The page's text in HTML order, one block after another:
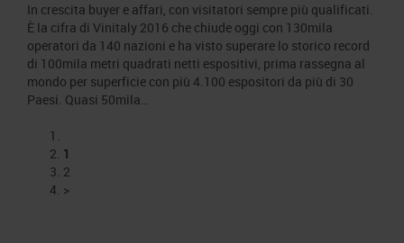
In crescita buyer e affari, con visitatori sempre più qualificati.
È la cifra di Vinitaly 2016 che chiude oggi con 130mila
operatori da 140 nazioni e ha visto superare lo storico record
di 100mila metri quadrati netti espositivi, prima rassegna al
mondo per superficie con più 4.100 espositori da più di 30
Paesi. Quasi 50mila…
1
2
>